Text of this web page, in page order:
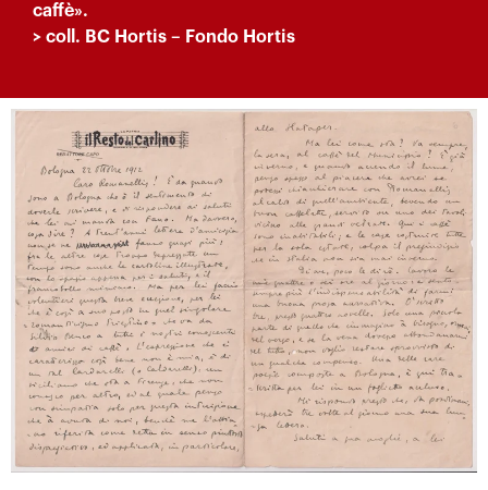
caffè».
> coll. BC Hortis – Fondo Hortis